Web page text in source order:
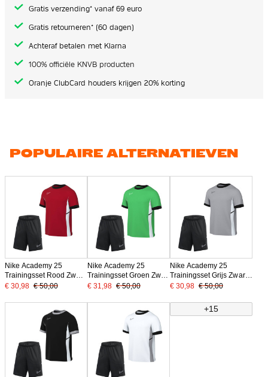
Gratis verzending* vanaf 69 euro
Gratis retourneren* (60 dagen)
Achteraf betalen met Klarna
100% officiële KNVB producten
Oranje ClubCard houders krijgen 20% korting
POPULAIRE ALTERNATIEVEN
Nike Academy 25
Trainingsset Rood Zwart
Wit
€ 30,98 € 50,00
Nike Academy 25
Trainingsset Groen Zwart
Wit
€ 31,98 € 50,00
Nike Academy 25
Trainingsset Grijs Zwart
Wit
€ 30,98 € 50,00
+15